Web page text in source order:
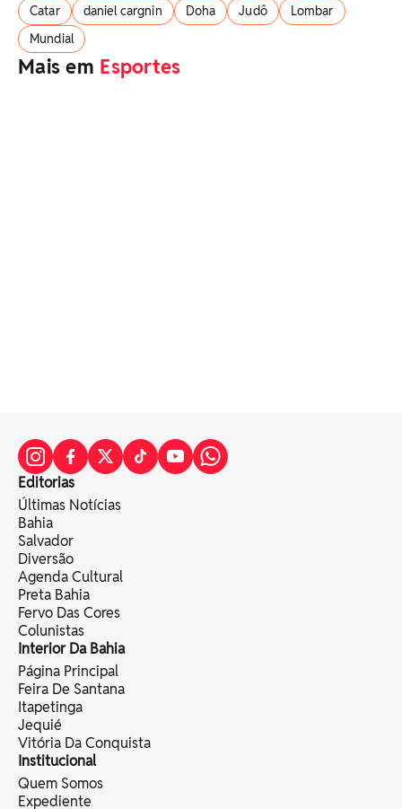
Catar daniel cargnin Doha Judô
Lombar
Mundial
Mais em Esportes
Editorias
Últimas Notícias
Bahia
Salvador
Diversão
Agenda Cultural
Preta Bahia
Fervo Das Cores
Colunistas
Interior Da Bahia
Página Principal
Feira De Santana
Itapetinga
Jequié
Vitória Da Conquista
Institucional
Quem Somos
Expediente